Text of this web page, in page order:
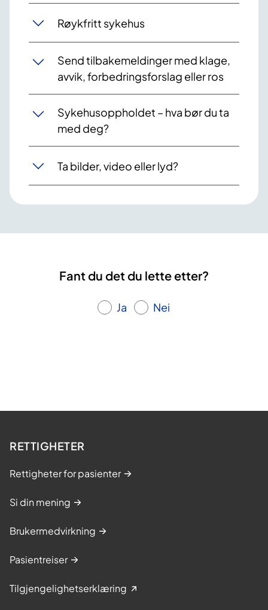
Røykfritt sykehus
Send tilbakemeldinger med klage,
avvik, forbedringsforslag eller ros
Sykehusoppholdet – hva bør du ta
med deg?
Ta bilder, video eller lyd?
Fant du det du lette etter?
Ja Nei
RETTIGHETER
Rettigheter for pasienter
Si din mening
Brukermedvirkning
Pasientreiser
Tilgjengelighetserklæring